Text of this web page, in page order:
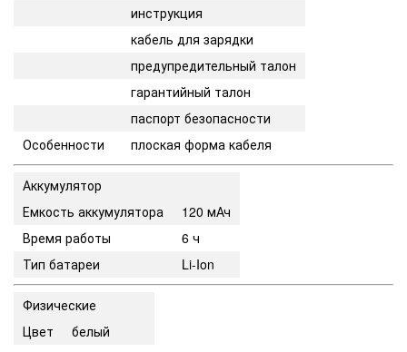
инструкция
кабель для зарядки
предупредительный талон
гарантийный талон
паспорт безопасности
Особенности
плоская форма кабеля
Аккумулятор
Емкость аккумулятора
120 мАч
Время работы
6 ч
Тип батареи
Li-Ion
Физические
Цвет
белый